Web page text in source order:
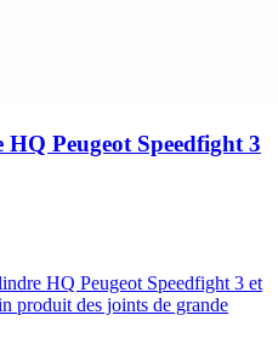
Peugeot Speedfight 3
HQ Peugeot Speedfight 3 et
produit des joints de grande